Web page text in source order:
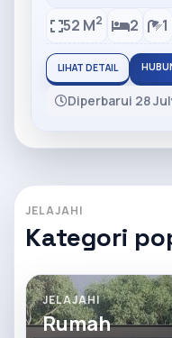
52 M2 2 1
LIHAT DETAIL
Diperbarui 28
JELAJAHI
Kategori
JELAJAHI
Rumah